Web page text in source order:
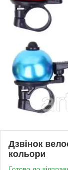
Дзвінок
кольори